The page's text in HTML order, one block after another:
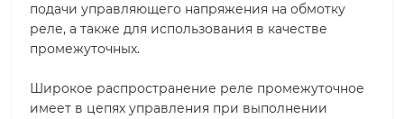
подачи управляющего напряжения на обмотку
реле, а также для использования в качестве
промежуточных.
Широкое распространение реле промежуточное
имеет в цепях управления при выполнении